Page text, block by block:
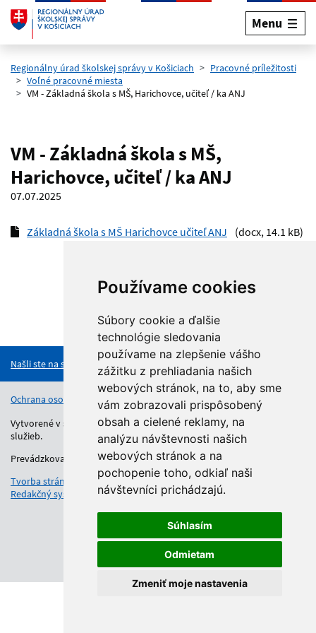
Používame cookies
Súbory cookie a ďalšie
technológie sledovania
používame na zlepšenie vášho
zážitku z prehliadania našich
webových stránok, na to, aby sme
vám zobrazovali prispôsobený
obsah a cielené reklamy, na
analýzu návštevnosti našich
webových stránok a na
pochopenie toho, odkiaľ naši
návštevníci prichádzajú.
Súhlasím
Odmietam
Zmeniť moje nastavenia
Preskočiť na hlavný obsah
Menu
Regionálny úrad školskej správy v Košiciach
Pracovné príležitosti
Voľné pracovné miesta
VM - Základná škola s MŠ, Harichovce, učiteľ / ka ANJ
VM - Základná škola s MŠ,
Harichovce, učiteľ / ka ANJ
07.07.2025
Základná škola s MŠ Harichovce učiteľ ANJ (docx, 14.1 kB)
Našli ste na stránke chybu?
Ochrana osobných údajov Vyhlásenie o prístupnosti
Kontakt
Vytvorené v súlade s Jednotným dizajn manuálom elektronických
služieb.
Prevádzkovateľom služby je Regionálny úrad školskej správy.
Tvorba stránok
: Aglo Solutions
Redakčný systém
: SysCom